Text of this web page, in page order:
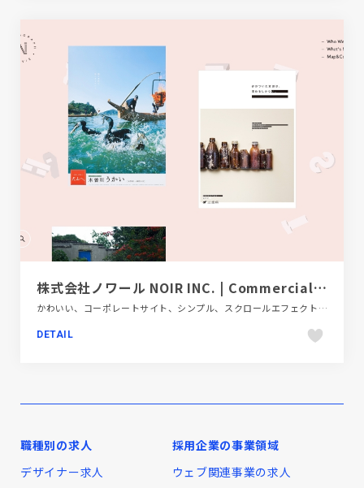
株式会社ノワール NOIR INC. | Commercial Photo Studio
かわいい、コーポレートサイト、シンプル、スクロールエフェクト、デザイン・アート・音楽・文芸、ピンク系、ブラック系 、ホワイト系、ポップ、モーション多め
DETAIL
職種別の求人
デザイナー求人
採用企業の事業領域
ウェブ関連事業の求人